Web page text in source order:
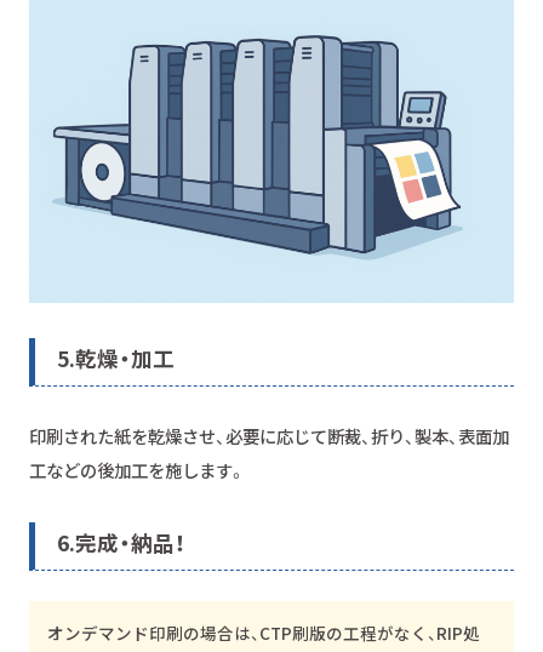
5.乾燥・加工
印刷された紙を乾燥させ、必要に応じて断裁、折り、製本、表面加
工などの後加工を施します。
6.完成・納品！
オンデマンド印刷の場合は、CTP刷版の工程がなく、RIP処